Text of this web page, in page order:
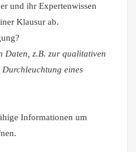
und ihr Expertenwissen
Klausur ab.
Daten, z.B. zur qualitativen
eines
Informationen um